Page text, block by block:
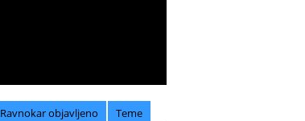
Ravnokar objavljeno Teme